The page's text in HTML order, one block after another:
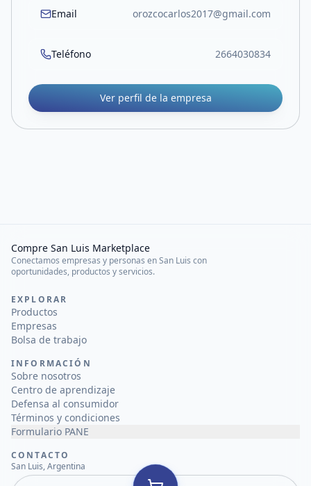
Email orozcocarlos2017@gmail.com
Teléfono 2664030834
Ver perfil de la empresa
Compre San Luis Marketplace
Conectamos empresas y personas en San Luis con
oportunidades, productos y servicios.
EXPLORAR
Productos
Empresas
Bolsa de trabajo
INFORMACIÓN
Sobre nosotros
Centro de aprendizaje
Defensa al consumidor
Términos y condiciones
Formulario PANE
CONTACTO
San Luis, Argentina